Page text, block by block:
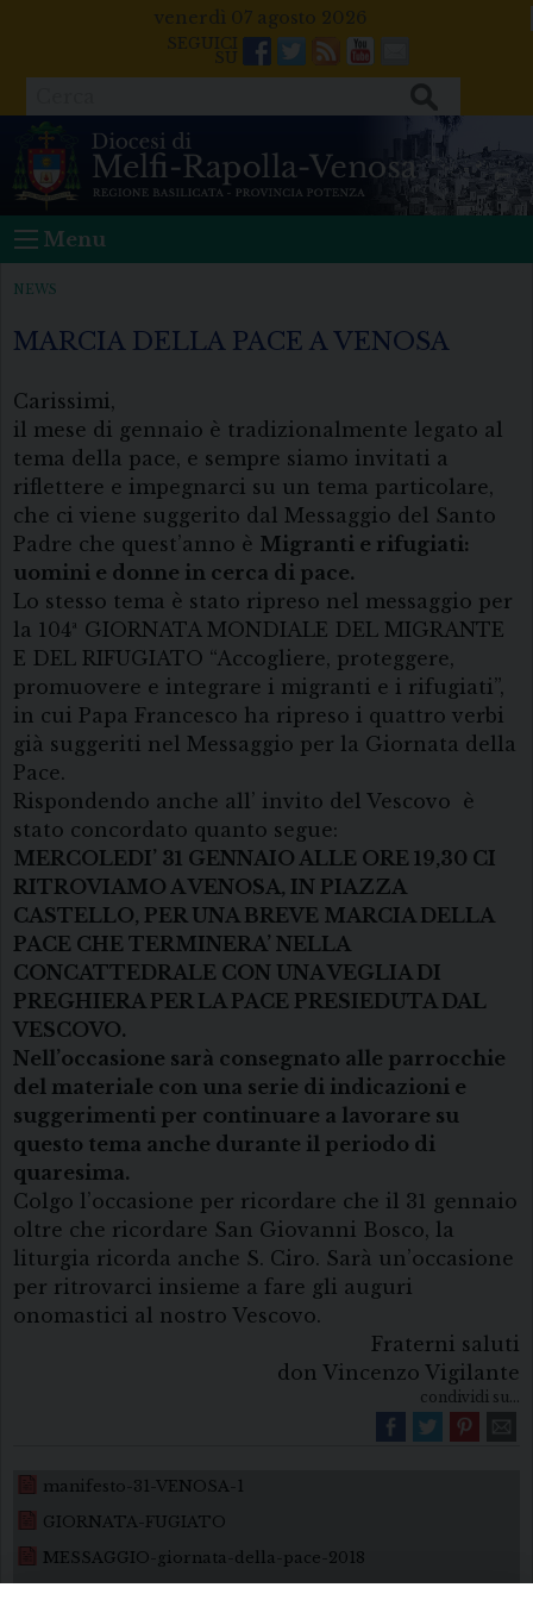
venerdì 07 agosto 2026
Facebook
Twitter
FeedsYoutube
Mail
Menu
NEWS
MARCIA DELLA PACE A VENOSA
Carissimi,
il mese di gennaio è tradizionalmente legato al
tema della pace, e sempre siamo invitati a
riflettere e impegnarci su un tema particolare,
che ci viene suggerito dal Messaggio del Santo
Padre che quest’anno è Migranti e rifugiati:
uomini e donne in cerca di pace.
Lo stesso tema è stato ripreso nel messaggio per
la 104ª GIORNATA MONDIALE DEL MIGRANTE
E DEL RIFUGIATO “Accogliere, proteggere,
promuovere e integrare i migranti e i rifugiati”,
in cui Papa Francesco ha ripreso i quattro verbi
già suggeriti nel Messaggio per la Giornata della
Pace.
Rispondendo anche all’ invito del Vescovo è
stato concordato quanto segue:
MERCOLEDI’ 31 GENNAIO ALLE ORE 19,30 CI
RITROVIAMO A VENOSA, IN PIAZZA
CASTELLO, PER UNA BREVE MARCIA DELLA
PACE CHE TERMINERA’ NELLA
CONCATTEDRALE CON UNA VEGLIA DI
PREGHIERA PER LA PACE PRESIEDUTA DAL
VESCOVO.
Nell’occasione sarà consegnato alle parrocchie
del materiale con una serie di indicazioni e
suggerimenti per continuare a lavorare su
questo tema anche durante il periodo di
quaresima.
Colgo l’occasione per ricordare che il 31 gennaio
oltre che ricordare San Giovanni Bosco, la
liturgia ricorda anche S. Ciro. Sarà un’occasione
per ritrovarci insieme a fare gli auguri
onomastici al nostro Vescovo.
Fraterni saluti
don Vincenzo Vigilante
condividi su...
manifesto-31-VENOSA-1
GIORNATA-FUGIATO
MESSAGGIO-giornata-della-pace-2018